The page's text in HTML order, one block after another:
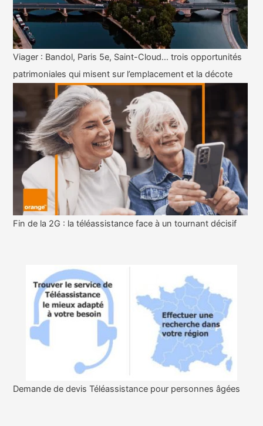
Viager : Bandol, Paris 5e, Saint-Cloud… trois opportunités
patrimoniales qui misent sur l’emplacement et la décote
Fin de la 2G : la téléassistance face à un tournant décisif
Demande de devis Téléassistance pour personnes âgées